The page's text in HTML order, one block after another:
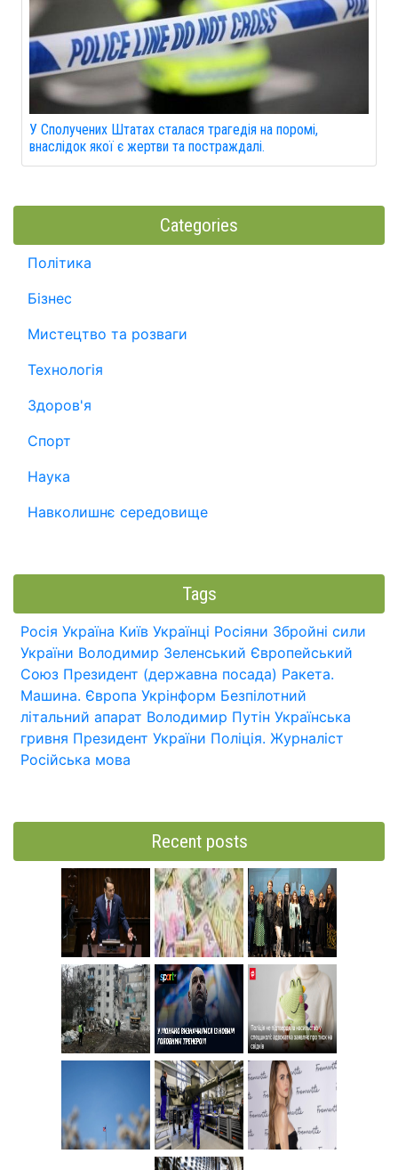
У Сполучених Штатах сталася трагедія на поромі,
внаслідок якої є жертви та постраждалі.
Categories
Політика
Бізнес
Мистецтво та розваги
Технологія
Здоров'я
Спорт
Наука
Навколишнє середовище
Tags
Росія Україна Київ Українці Росіяни Збройні сили
України Володимир Зеленський Європейський
Союз Президент (державна посада) Ракета.
Машина. Європа Укрінформ Безпілотний
літальний апарат Володимир Путін Українська
гривня Президент України Поліція. Журналіст
Російська мова
Recent posts